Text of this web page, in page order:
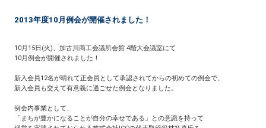
2013年度10月例会が開催されました！
10月15日(火)、加古川商工会議所会館 4階大会議室にて
10月例会が開催されました！
新入会員12名が晴れて正会員として承認されてからの初めての例会で、
新入会員も交えて有意義に過ごせた例会となりました。
例会内事業として、
「まちが豊かになることが自分の幸せである」との意識を持って